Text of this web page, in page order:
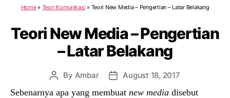
Home» Teori Komunikasi » Teori New Media – Pengertian – Latar Belakang
Teori New Media – Pengertian
– Latar Belakang
Post
By Ambar
PostAugust 18, 2017
Sebenarnya apa yang membuat new media disebut